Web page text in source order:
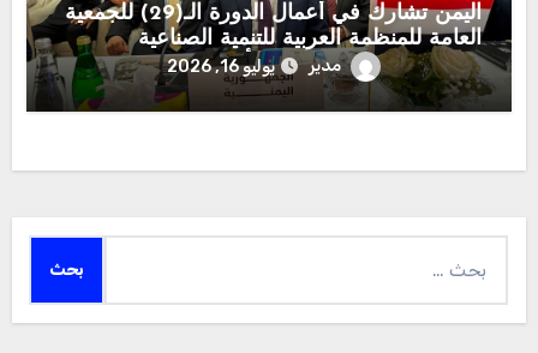
اليمن تشارك في أعمال الدورة الـ(29) للجمعية
العامة للمنظمة العربية للتنمية الصناعية
والتقييس والتعدين بوفد يرأسه وزير الصناعة
والتجارة
مدير يوليو 16, 2026
عن: